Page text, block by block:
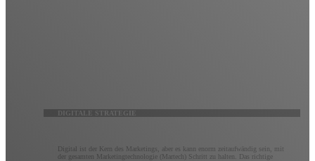
DIGITALE STRATEGIE
Digital ist der Kern des Marketings, aber es kann enorm zeitaufwändig sein, mit
der gesamten Marketingtechnologie (Martech) Schritt zu halten. Das richtige